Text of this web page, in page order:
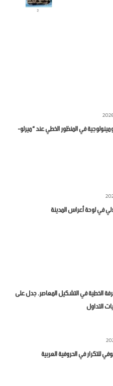
في المنظور الخطي عند “ميرلو-
في لوحة أعراس المدينة
الخطية في التشكيل المعاصر. جدل على
التداول
للتكرار في الحروفية العربية